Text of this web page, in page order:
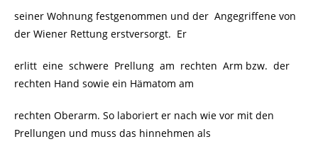
seiner Wohnung festgenommen und der Angegriffene von
der Wiener Rettung erstversorgt. Er
erlitt eine schwere Prellung am rechten Arm bzw. der
rechten Hand sowie ein Hämatom am
rechten Oberarm. So laboriert er nach wie vor mit den
Prellungen und muss das hinnehmen als